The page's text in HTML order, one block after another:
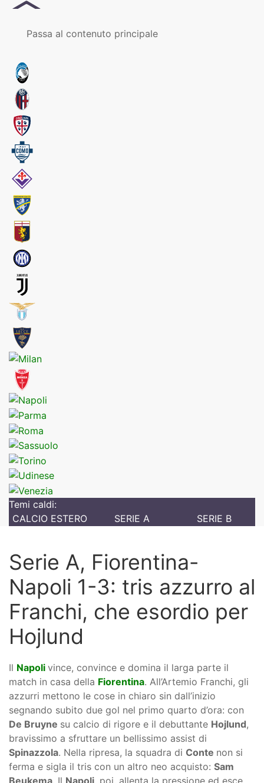
Passa al contenuto principale
Temi caldi:
CALCIO ESTERO
SERIE A SERIE B
Serie A, Fiorentina-
Napoli 1-3: tris azzurro al
Franchi, che esordio per
Hojlund
Il Napoli vince, convince e domina il larga parte il
match in casa della Fiorentina. All’Artemio Franchi, gli
azzurri mettono le cose in chiaro sin dall’inizio
segnando subito due gol nel primo quarto d’ora: con
De Bruyne su calcio di rigore e il debuttante Hojlund,
bravissimo a sfruttare un bellissimo assist di
Spinazzola. Nella ripresa, la squadra di Conte non si
ferma e sigla il tris con un altro neo acquisto: Sam